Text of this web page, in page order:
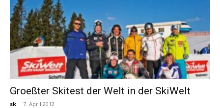
Touristiknews
und
Groeßter Skitest der Welt in der SkiWelt
sk - 7. April 2012